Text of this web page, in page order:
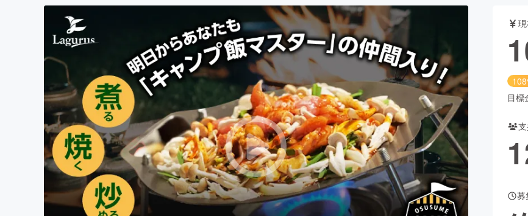
音楽 舞台・パフォーマ
テクノロジー・ガジェット ゲーム・サービス開発 フード・飲食店
映像・映画 書籍・雑誌出版 アニメ・漫画
ビジネス・起業 チャレンジ ビューティー・ヘ
まちづくり・地域活性化
CAMPFIRE for Social GoodCAMPFIRE Creation
目標
募